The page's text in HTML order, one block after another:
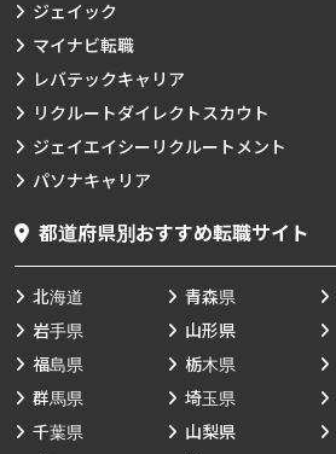
ジェイック
マイナビ転職
レバテックキャリア
リクルートダイレクトスカウト
ジェイエイシーリクルートメント
パソナキャリア
都道府県別おすすめ転職サイト
北海道 青森県
岩手県
山形県
福島県
栃木県
群馬県
埼玉県
千葉県
山梨県